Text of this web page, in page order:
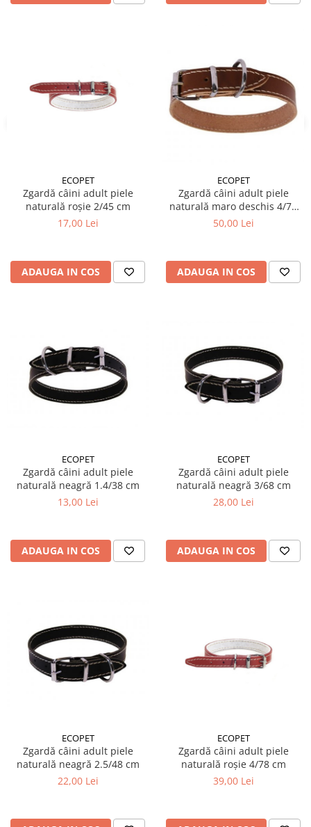
ECOPET
Zgardă câini adult piele
naturală roșie 2/45 cm
17,00 Lei
ADAUGA IN COS
ECOPET
Zgardă câini adult piele
naturală maro deschis 4/70
cm
50,00 Lei
ADAUGA IN COS
ECOPET
Zgardă câini adult piele
naturală neagră 1.4/38 cm
13,00 Lei
ADAUGA IN COS
ECOPET
Zgardă câini adult piele
naturală neagră 3/68 cm
28,00 Lei
ADAUGA IN COS
ECOPET
Zgardă câini adult piele
naturală neagră 2.5/48 cm
22,00 Lei
ECOPET
Zgardă câini adult piele
naturală roșie 4/78 cm
39,00 Lei